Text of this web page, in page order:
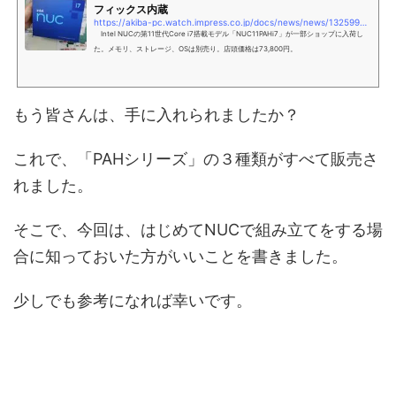
フィックス内蔵
Intel NUCの第11世代Core i7搭載モデル「NUC11PAHi7」が一部ショップに入荷し
た。メモリ、ストレージ、OSは別売り。店頭価格は73,800円。
もう皆さんは、手に入れられましたか？
これで、「PAHシリーズ」の３種類がすべて販売さ
れました。
そこで、今回は、はじめてNUCで組み立てをする場
合に知っておいた方がいいことを書きました。
少しでも参考になれば幸いです。